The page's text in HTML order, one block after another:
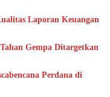
Laporan Keuangan
Gempa Ditargetkan
Perdana di